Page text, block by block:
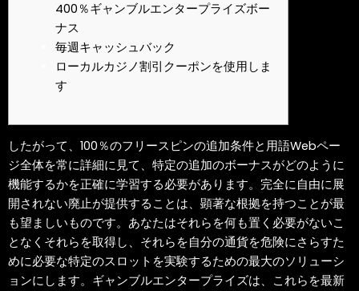
400％ギャンブルエンタープライズボー
ナス
毎週キャッシュバック
ローカルカジノ割引クーポンを使用しま
す
したがって、100％のフリースピンの追加条件と用語Webペー
ジ全体を常に詳細に見て、特定の追加のボーナスがどのように
機能するかを正確に学習する必要があります。完全に自由に展
開されない廃止が提供することは、顕著な根拠を持つことが最
も望ましいものです。あなたはそれらを何も置く必要がないこ
となくそれらを取得し、それらを自分の通貨を危険にさらすた
めに必要な特定のスロットを実験するための最大のソリューシ
ョンにします。ギャンブルエンタープライズは、これらを最新